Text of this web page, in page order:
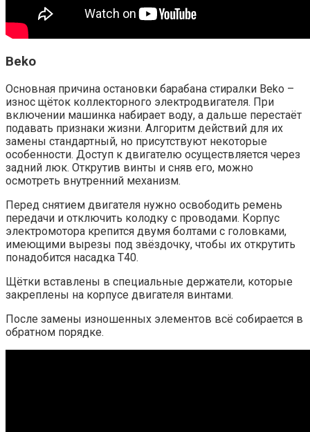
Beko
Основная причина остановки барабана стиралки Beko –
износ щёток коллекторного электродвигателя. При
включении машинка набирает воду, а дальше перестаёт
подавать признаки жизни. Алгоритм действий для их
замены стандартный, но присутствуют некоторые
особенности. Доступ к двигателю осуществляется через
задний люк. Открутив винты и сняв его, можно
осмотреть внутренний механизм.
Перед снятием двигателя нужно освободить ремень
передачи и отключить колодку с проводами. Корпус
электромотора крепится двумя болтами с головками,
имеющими вырезы под звёздочку, чтобы их открутить
понадобится насадка Т40.
Щётки вставлены в специальные держатели, которые
закреплены на корпусе двигателя винтами.
После замены изношенных элементов всё собирается в
обратном порядке.